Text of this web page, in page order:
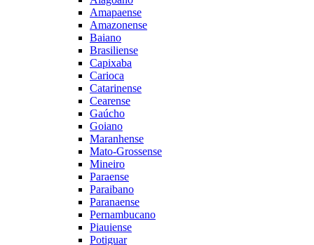
Amapaense
Amazonense
Baiano
Brasiliense
Capixaba
Carioca
Catarinense
Cearense
Gaúcho
Goiano
Maranhense
Mato-Grossense
Mineiro
Paraense
Paraibano
Paranaense
Pernambucano
Piauiense
Potiguar